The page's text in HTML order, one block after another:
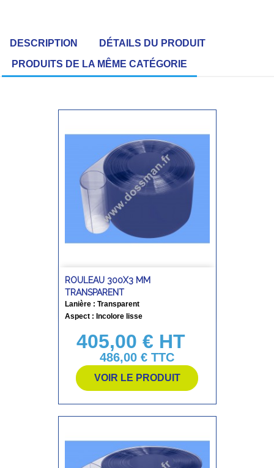
DESCRIPTION
DÉTAILS DU PRODUIT
PRODUITS DE LA MÊME CATÉGORIE
ROULEAU 300X3 MM
TRANSPARENT
Lanière : Transparent
Aspect : Incolore lisse
Prix
405,00 € HT
486,00 € TTC
VOIR LE PRODUIT